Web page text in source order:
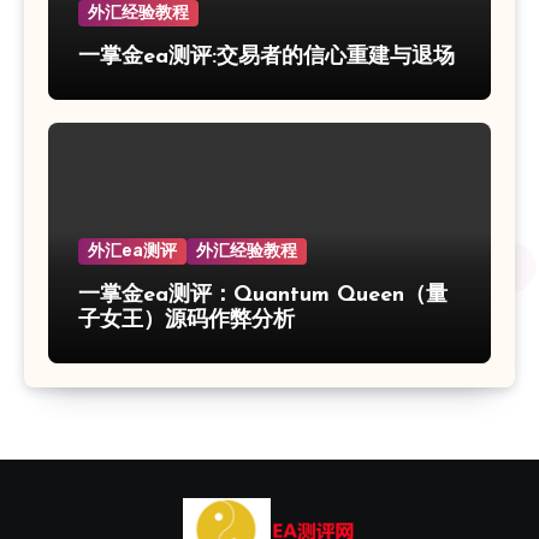
外汇经验教程
一掌金ea测评:交易者的信心重建与退场
外汇ea测评 外汇经验教程
一掌金ea测评：Quantum Queen（量
子女王）源码作弊分析